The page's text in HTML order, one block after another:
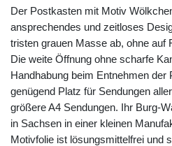
Der Postkasten mit Motiv
ansprechendes und zeitloses
tristen grauen Masse ab, ohne auf
Die weite Öffnung ohne scharfe
Handhabung beim Entnehmen der
genügend Platz für Sendungen
größere A4 Sendungen. Ihr Burg-
in Sachsen in einer kleinen
Motivfolie ist lösungsmittelfrei und